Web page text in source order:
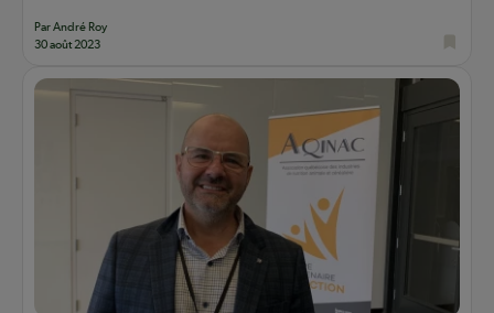
Par André Roy
30 août 2023